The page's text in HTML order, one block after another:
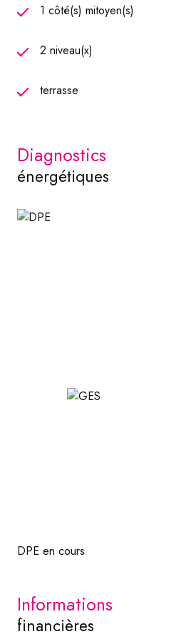
1 côté(s) mitoyen(s)
2 niveau(x)
terrasse
diagnostics
énergétiques
DPE en cours
informations
financières